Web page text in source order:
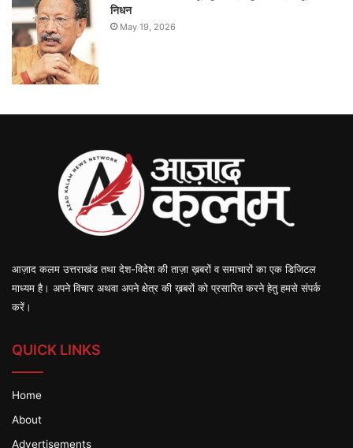
निधन
May 19, 2026
आज़ाद कलम उत्तराखंड तथा देश-विदेश की ताज़ा ख़बरों व समाचारों का एक डिजिटल
माध्यम है। अपने विचार अथवा अपने क्षेत्र की ख़बरों को प्रसारित करने हेतु हमसे संपर्क
करें।
QUICK LINKS
Home
About
Advertisements